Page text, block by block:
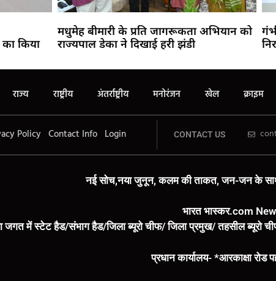
का किया
मधुमेह बीमारी के प्रति जागरूकता अभियान को
राज्यपाल डेका ने दिखाई हरी झंडी
राज्य राष्ट्रीय अंतर्राष्ट्रीय मनोरंजन खेल क्राइम
Policy Contact Info Login CONTACT US
नई सोच,नया जुनून, कलम की ताकत, जन-जन के
भारत भास्कर.com
जगत में स्टेट हैड/संभाग हैड/जिला ब्यूरो चीफ/ जिला प्रमुख/ तहसील ब्यूरो
प्रधान कार्यालय- *आरकाक्षा रोड